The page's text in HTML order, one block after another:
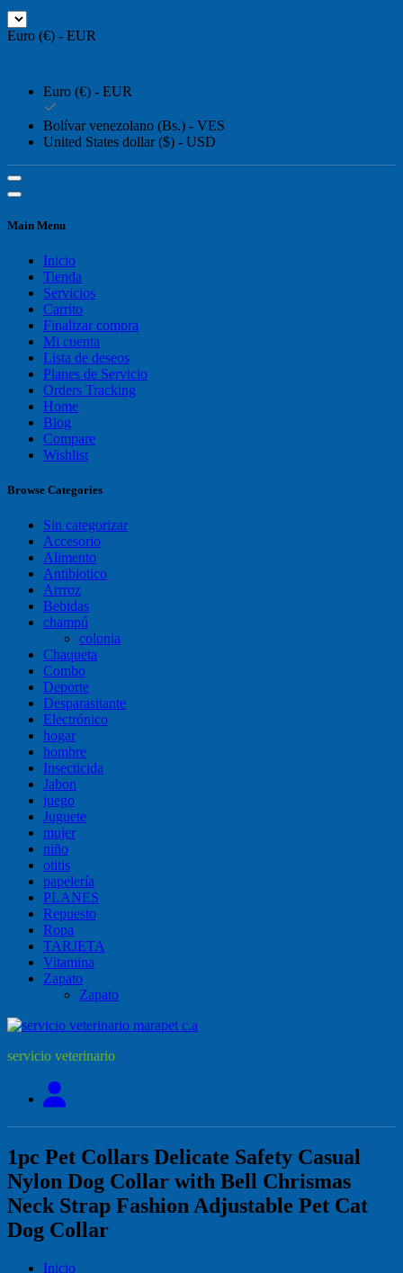
Euro (€) - EUR
Euro (€) - EUR
Bolívar venezolano (Bs.) - VES
United States dollar ($) - USD
Main Menu
Inicio
Tienda
Servicios
Carrito
Finalizar compra
Mi cuenta
Lista de deseos
Planes de Servicio
Orders Tracking
Home
Blog
Compare
Wishlist
Browse Categories
Sin categorizar
Accesorio
Alimento
Antibiotico
Arrroz
Bebidas
champú
colonia
Chaqueta
Combo
Deporte
Desparasitante
Electrónico
hogar
hombre
Insecticida
Jabon
juego
Juguete
mujer
niño
otitis
papelería
PLANES
Repuesto
Ropa
TARJETA
Vitamina
Zapato
Zapato
servicio veterinario
1pc Pet Collars Delicate Safety Casual
Nylon Dog Collar with Bell Chrismas
Neck Strap Fashion Adjustable Pet Cat
Dog Collar
Inicio